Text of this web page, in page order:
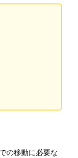
の移動に必要な